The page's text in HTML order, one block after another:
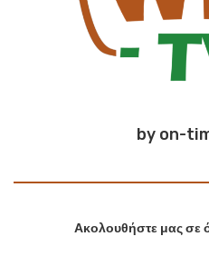
by on-
Ακολουθήστε μας σε